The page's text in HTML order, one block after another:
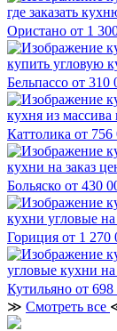
где заказать
Ористано от 1
купить угловую
Бельпассо от 310
кухня из массива
Каттолика от 756
кухни на заказ
Больяско от 430
кухни угловые на
Гориция от 1 270
угловые кухни на
Кутильяно от
≫ Смотреть все